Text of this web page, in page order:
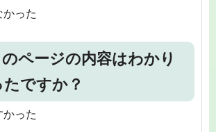
かった
ページの内容はわかり
ですか？
かった